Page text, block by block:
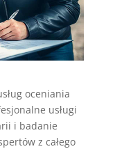
oceniania
usługi
i badanie
z całego